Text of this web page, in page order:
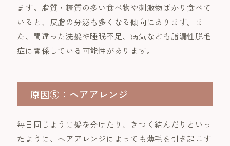
ます。脂質・糖質の多い食べ物や刺激物ばかり食べて
いると、皮脂の分泌も多くなる傾向にあります。ま
た、間違った洗髪や睡眠不足、病気なども脂漏性脱毛
症に関係している可能性があります。
原因⑤：ヘアアレンジ
毎日同じように髪を分けたり、きつく結んだりといっ
たように、ヘアアレンジによっても薄毛を引き起こす